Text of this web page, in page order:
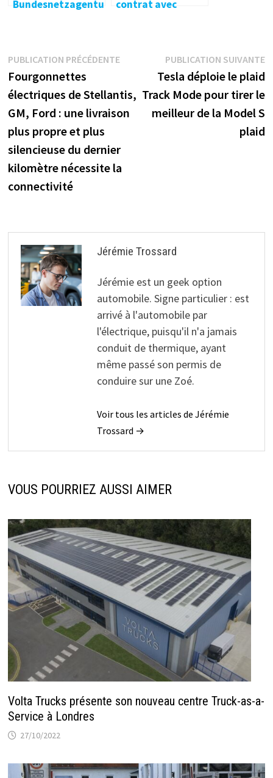
Bundesnetzagentu
contrat avec
Chine
Navigation
de
l’article
PUBLICATION PRÉCÉDENTEPublication
précédente :
Fourgonnettes
électriques de Stellantis,
GM, Ford : une livraison
plus propre et plus
silencieuse du dernier
kilomètre nécessite la
connectivité
PUBLICATION SUIVANTE
Tesla déploie le plaid
Track Mode pour tirer le
meilleur de la Model S
plaid
Jérémie Trossard
Jérémie est un geek option
automobile. Signe particulier : est
arrivé à l'automobile par
l'électrique, puisqu'il n'a jamais
conduit de thermique, ayant
même passé son permis de
conduire sur une Zoé.
Voir tous les articles de Jérémie
Trossard →
VOUS POURRIEZ AUSSI AIMER
Volta Trucks présente son nouveau centre Truck-as-a-
Service à Londres
27/10/2022